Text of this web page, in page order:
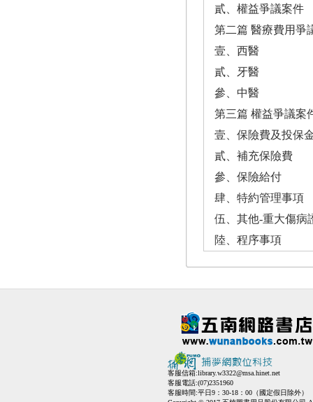
貳、權益爭議案件
第二篇 醫療費用爭
壹、西醫
貳、牙醫
參、中醫
第三篇 權益爭議案
壹、保險費及投保
貳、補充保險費
參、保險給付
肆、特約管理事項
伍、其他-重大傷病
陸、程序事項
客服信箱:library.w3322@msa.hinet.net
客服電話:(07)2351960
客服時間:平日9：30-18：00（國定假日除外）